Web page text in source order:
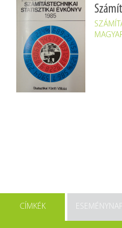
CÍMKÉK